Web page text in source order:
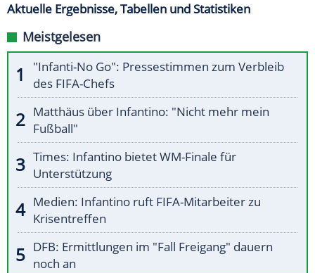
Aktuelle Ergebnisse, Tabellen und Statistiken
Meistgelesen
"Infanti-No Go": Pressestimmen zum Verbleib
des FIFA-Chefs
Matthäus über Infantino: "Nicht mehr mein
Fußball"
Times: Infantino bietet WM-Finale für
Unterstützung
Medien: Infantino ruft FIFA-Mitarbeiter zu
Krisentreffen
DFB: Ermittlungen im "Fall Freigang" dauern
noch an